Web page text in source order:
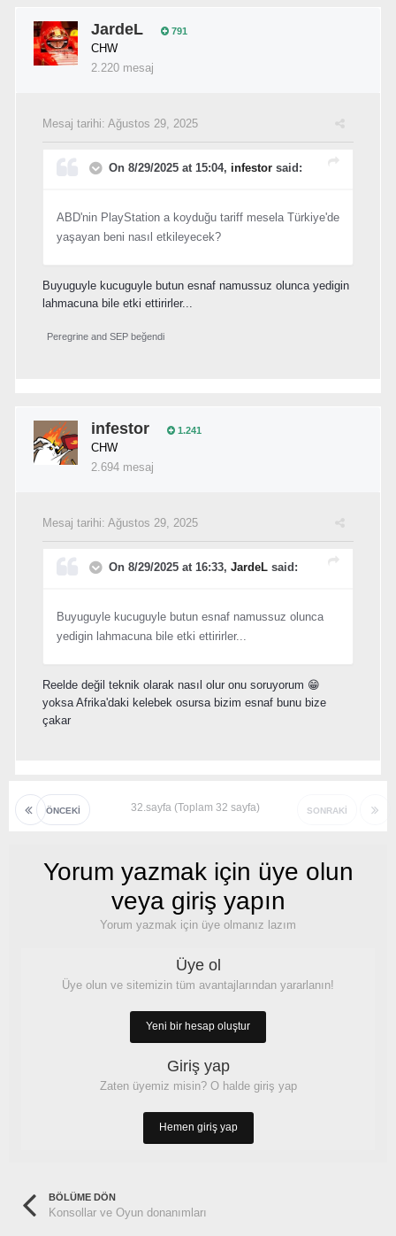
JardeL 791
CHW
2.220 mesaj
Mesaj tarihi: Ağustos 29, 2025
On 8/29/2025 at 15:04, infestor said:
ABD'nin PlayStation a koyduğu tariff mesela Türkiye'de
yaşayan beni nasıl etkileyecek?
Buyuguyle kucuguyle butun esnaf namussuz olunca yedigin
lahmacuna bile etki ettirirler...
Peregrine and SEP beğendi
infestor 1.241
CHW
2.694 mesaj
Mesaj tarihi: Ağustos 29, 2025
On 8/29/2025 at 16:33, JardeL said:
Buyuguyle kucuguyle butun esnaf namussuz olunca
yedigin lahmacuna bile etki ettirirler...
Reelde değil teknik olarak nasıl olur onu soruyorum 😁
yoksa Afrika'daki kelebek osursa bizim esnaf bunu bize
çakar
ÖNCEKI SONRAKI
32.sayfa (Toplam 32 sayfa)
Yorum yazmak için üye olun
veya giriş yapın
Yorum yazmak için üye olmanız lazım
Üye ol
Üye olun ve sitemizin tüm avantajlarından yararlanın!
Yeni bir hesap oluştur
Giriş yap
Zaten üyemiz misin? O halde giriş yap
Hemen giriş yap
BÖLÜME DÖN
Konsollar ve Oyun donanımları